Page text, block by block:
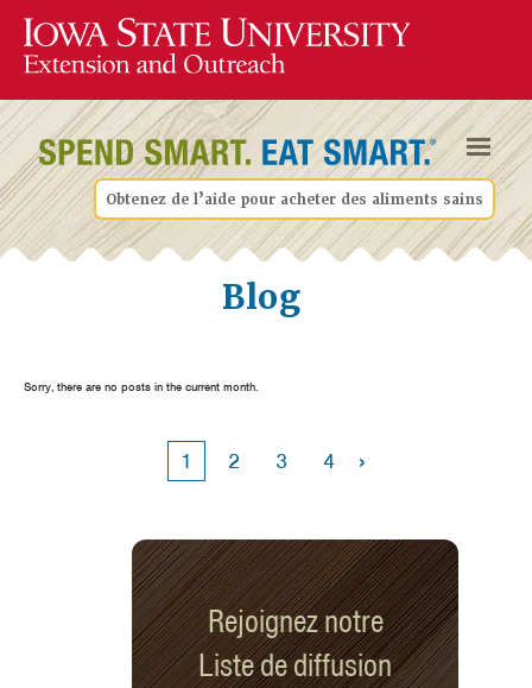
Obtenez de l’aide pour acheter des aliments sains
Blog
Sorry, there are no posts in the current month.
1 2 3 4 ›
Rejoignez notre
Liste de diffusion